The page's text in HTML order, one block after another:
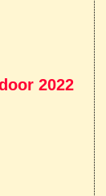
2022